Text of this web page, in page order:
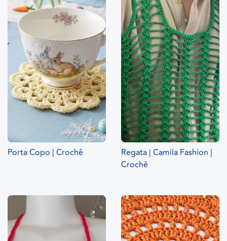
Porta Copo | Crochê
Regata | Camila Fashion |
Crochê